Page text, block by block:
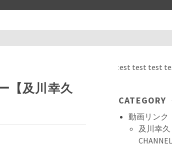
【及川幸久
test test test test test test test
CATEGORY
動画リンク
及川幸久
CHANNEL